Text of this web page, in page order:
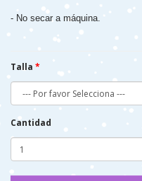
- No secar a máquina.
Talla
Cantidad